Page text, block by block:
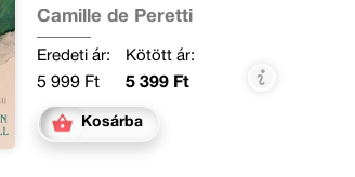
Camille de Peretti
Eredeti ár:
5 999 Ft
Kötött ár:
5 399 Ft
Kosárba